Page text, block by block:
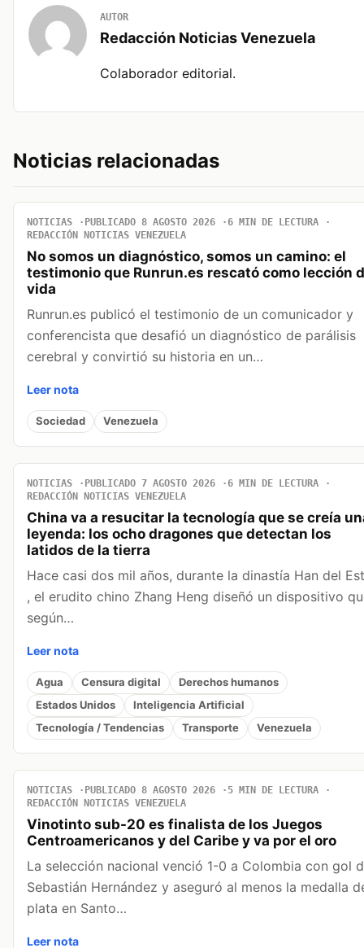
AUTOR
Redacción Noticias Venezuela
Colaborador editorial.
Noticias relacionadas
NOTICIAS PUBLICADO 8 AGOSTO 2026
6 MIN DE LECTURA
REDACCIÓN NOTICIAS VENEZUELA
No somos un diagnóstico, somos un camino: el
testimonio que Runrun.es rescató como lección
vida
Runrun.es publicó el testimonio de un comunicador y
conferencista que desafió un diagnóstico de parálisis
cerebral y convirtió su historia en un…
Leer nota
Sociedad Venezuela
NOTICIAS PUBLICADO 7 AGOSTO 2026
6 MIN DE LECTURA
REDACCIÓN NOTICIAS VENEZUELA
China va a resucitar la tecnología que se creía
leyenda: los ocho dragones que detectan los
latidos de la tierra
Hace casi dos mil años, durante la dinastía Han del
, el erudito chino Zhang Heng diseñó un dispositivo
según…
Leer nota
Agua Censura digital
Derechos humanos
Estados Unidos
Inteligencia Artificial
Tecnología / Tendencias
Transporte Venezuela
NOTICIAS PUBLICADO 8 AGOSTO 2026
5 MIN DE LECTURA
REDACCIÓN NOTICIAS VENEZUELA
Vinotinto sub-20 es finalista de los Juegos
Centroamericanos y del Caribe y va por el oro
La selección nacional venció 1-0 a Colombia con gol
Sebastián Hernández y aseguró al menos la medalla
plata en Santo…
Leer nota